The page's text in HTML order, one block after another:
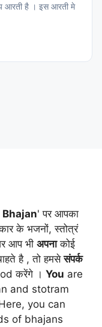
आरती है । इस आरती मे
' पर आपका
के भजनों, स्तोत्रं
आप भी अपनाकोई
है , तो हमसेसंपर्क
करेंगे । You are
and stotram
Here, you can
of bhajans